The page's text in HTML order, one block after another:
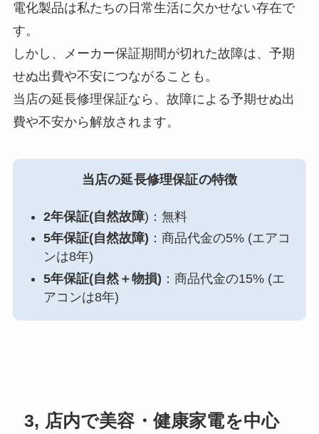
電化製品は私たちの日常生活に欠かせない存在で
す。
しかし、メーカー保証期間が切れた故障は、予期
せぬ出費や不安につながることも。
当店の延長修理保証なら、故障による予期せぬ出
費や不安から解放されます。
当店の延長修理保証の特徴
2年保証(自然故障)：無料
5年保証(自然故障) ：商品代金の5% (エアコ
ンは8年)
5年保証(自然＋物損) ：商品代金の15% (エ
アコンは8年)
3, 店内で美容・健康家電を中心